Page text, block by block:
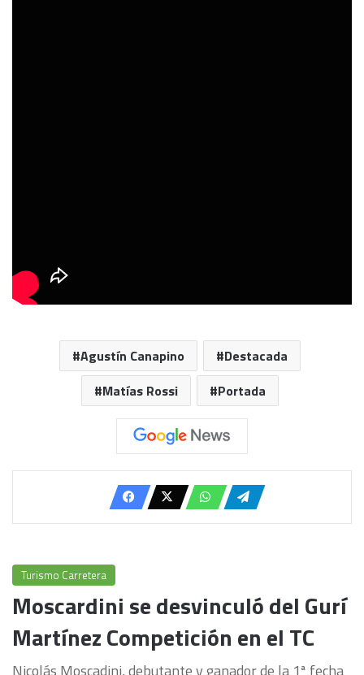
Agustín Canapino
Destacada
Matías Rossi
Portada